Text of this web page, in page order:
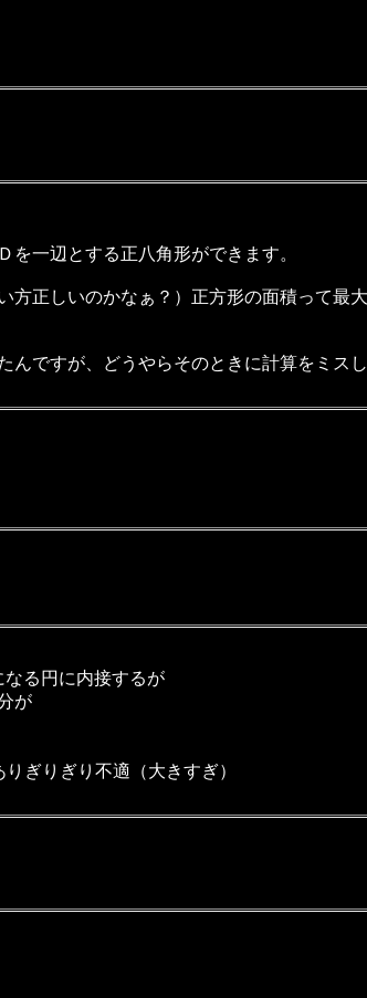
一辺とする正八角形ができます。
正しいのかなぁ？）正方形の面積って最
ですが、どうやらそのときに計算をミス
なる円に内接するが
が
ぎりぎり不適（大きすぎ）